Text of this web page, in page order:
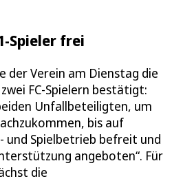
Spieler frei
Verein am Dienstag die
FC-Spielern bestätigt:
Unfallbeteiligten, um
bis auf
und Spielbetrieb befreit und
angeboten“. Für
die